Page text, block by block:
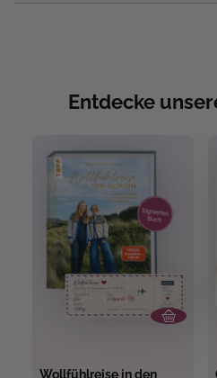
Entdecke
Wollfühlreise in den